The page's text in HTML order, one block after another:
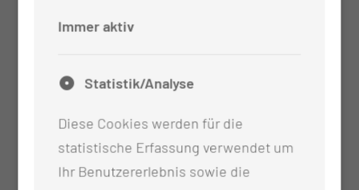
Immer aktiv
Statistik/Analyse
Diese Cookies werden für die
statistische Erfassung verwendet um
Ihr Benutzererlebnis sowie die